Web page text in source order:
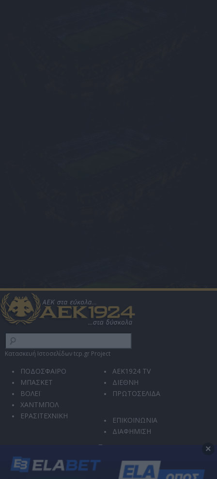
Κατασκευή Ιστοσελίδων tcp.gr Project
ΠΟΔΟΣΦΑΙΡΟ
ΜΠΑΣΚΕΤ
ΒΟΛΕΪ
ΧΑΝΤΜΠΟΛ
ΕΡΑΣΙΤΕΧΝΙΚΗ
AEK1924 TV
ΔΙΕΘΝΗ
ΠΡΩΤΟΣΕΛΙΔΑ
ΕΠΙΚΟΙΝΩΝΙΑ
ΔΙΑΦΗΜΙΣΗ
Ο ιστότοπός μας χρησιμοποιεί την υπηρεσία reCAPTCHA για την προστασία από
×